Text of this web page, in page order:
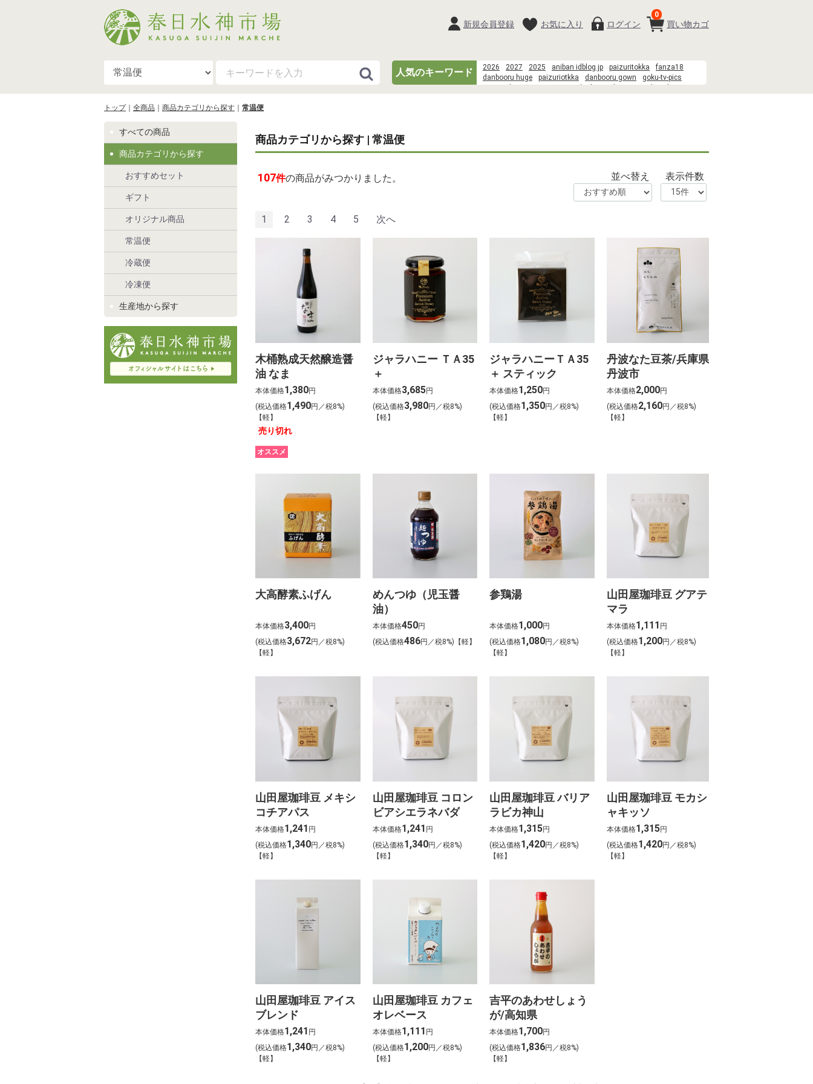
買い物カゴ
0
新規会員登録 お気に入り ログイン
人気のキーワード 2026 2027 2025 aniban idblog jp paizuritokka
fanza18
danbooru huge
paizuriotkka danbooru gown
goku-tv-pics
wood
suisei danbooru そうめん 麺
トップ 全商品 商品カテゴリから探す 常温便
すべての商品
商品カテゴリから探す
おすすめセット
ギフト
オリジナル商品
常温便
冷蔵便
冷凍便
生産地から探す
商品カテゴリから探す | 常温便
107件の商品がみつかりました。 並べ替え 表示件数
1 2 3 4 5 次へ
木桶熟成天然醸造醤
油 なま
本体価格1,380円
(税込価格1,490円／税8%)
【軽】
売り切れ
オススメ
ジャラハニー ＴＡ35
＋
本体価格3,685円
(税込価格3,980円／税8%)
【軽】
ジャラハニーＴＡ35
＋ スティック
本体価格1,250円
(税込価格1,350円／税8%)
【軽】
丹波なた豆茶/兵庫県
丹波市
本体価格2,000円
(税込価格2,160円／税8%)
【軽】
大高酵素ふげん
本体価格3,400円
(税込価格3,672円／税8%)
【軽】
めんつゆ（児玉醤
油）
本体価格450円
(税込価格486円／税8%)【軽】
参鶏湯
本体価格1,000円
(税込価格1,080円／税8%)
【軽】
山田屋珈琲豆 グアテ
マラ
本体価格1,111 円
(税込価格1,200円／税8%)
【軽】
山田屋珈琲豆 メキシ
コチアパス
本体価格1,241 円
(税込価格1,340円／税8%)
【軽】
山田屋珈琲豆 コロン
ビアシエラネバダ
本体価格1,241 円
(税込価格1,340円／税8%)
【軽】
山田屋珈琲豆 バリア
ラビカ神山
本体価格1,315円
(税込価格1,420円／税8%)
【軽】
山田屋珈琲豆 モカシ
ャキッソ
本体価格1,315円
(税込価格1,420円／税8%)
【軽】
山田屋珈琲豆 アイス
ブレンド
本体価格1,241 円
(税込価格1,340円／税8%)
【軽】
山田屋珈琲豆 カフェ
オレベース
本体価格1,111 円
(税込価格1,200円／税8%)
【軽】
吉平のあわせしょう
が/高知県
本体価格1,700円
(税込価格1,836円／税8%)
【軽】